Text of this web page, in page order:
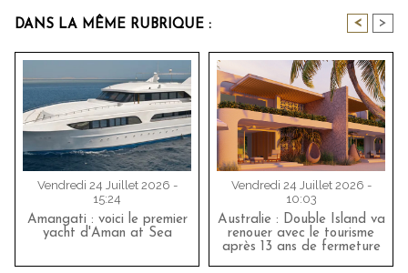
DANS LA MÊME RUBRIQUE : < >
Vendredi 24 Juillet 2026 -
15:24
Amangati : voici le premier
yacht d'Aman at Sea
Vendredi 24 Juillet 2026 -
10:03
Australie : Double Island va
renouer avec le tourisme
après 13 ans de fermeture